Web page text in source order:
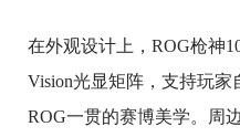
在外观设计上，ROG枪神
Vision光显矩阵，支持玩
ROG一贯的赛博美学。周